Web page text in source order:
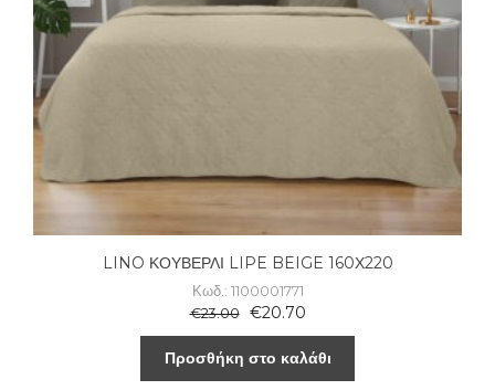
LINO ΚΟΥΒΕΡΛΙ LIPE BEIGE 160Χ220
Κωδ.: 1100001771
€23.00 €20.70
Προσθήκη στο καλάθι